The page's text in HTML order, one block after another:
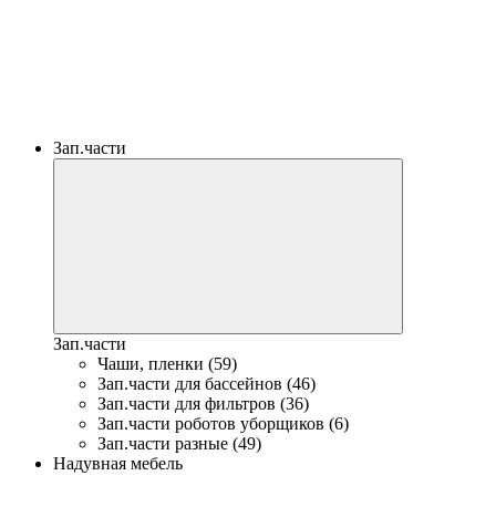
Зап.части
Зап.части
Чаши, пленки (59)
Зап.части для бассейнов (46)
Зап.части для фильтров (36)
Зап.части роботов уборщиков (6)
Зап.части разные (49)
Надувная мебель